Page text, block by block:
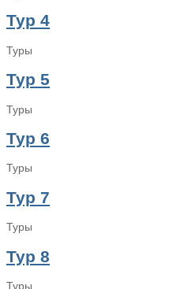
Тур 4
Туры
Тур 5
Туры
Тур 6
Туры
Тур 7
Туры
Тур 8
Туры